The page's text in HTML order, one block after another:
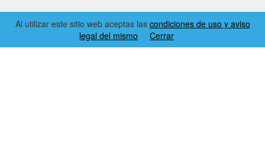
Al utilizar este sitio web aceptas las condiciones de uso y aviso
legal del mismo
Cerrar